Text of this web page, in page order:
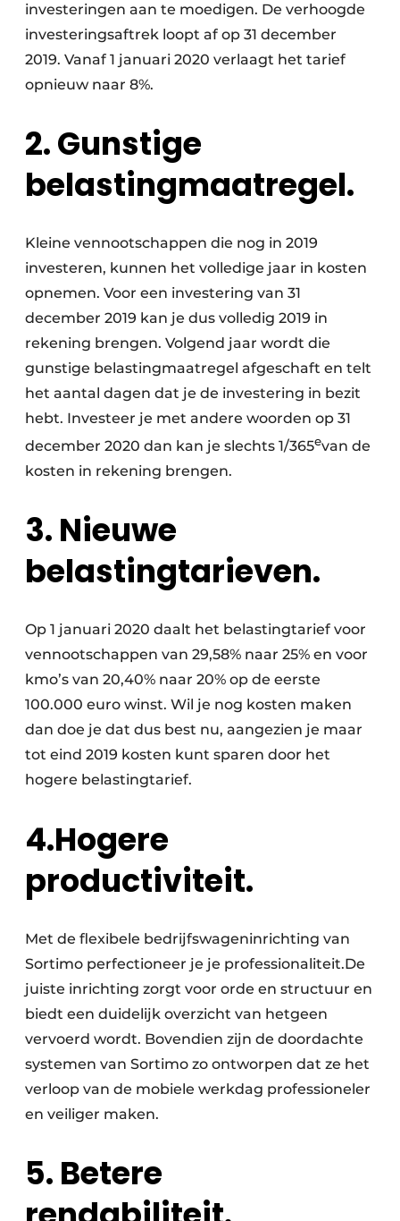
investeringen aan te moedigen. De verhoogde
investeringsaftrek loopt af op 31 december
2019. Vanaf 1 januari 2020 verlaagt het tarief
opnieuw naar 8%.
2. Gunstige
belastingmaatregel.
Kleine vennootschappen die nog in 2019
investeren, kunnen het volledige jaar in kosten
opnemen. Voor een investering van 31
december 2019 kan je dus volledig 2019 in
rekening brengen. Volgend jaar wordt die
gunstige belastingmaatregel afgeschaft en telt
het aantal dagen dat je de investering in bezit
hebt. Investeer je met andere woorden op 31
december 2020 dan kan je slechts 1/365evan de
kosten in rekening brengen.
3. Nieuwe
belastingtarieven.
Op 1 januari 2020 daalt het belastingtarief voor
vennootschappen van 29,58% naar 25% en voor
kmo’s van 20,40% naar 20% op de eerste
100.000 euro winst. Wil je nog kosten maken
dan doe je dat dus best nu, aangezien je maar
tot eind 2019 kosten kunt sparen door het
hogere belastingtarief.
4.Hogere
productiviteit.
Met de flexibele bedrijfswageninrichting van
Sortimo perfectioneer je je professionaliteit.De
juiste inrichting zorgt voor orde en structuur en
biedt een duidelijk overzicht van hetgeen
vervoerd wordt. Bovendien zijn de doordachte
systemen van Sortimo zo ontworpen dat ze het
verloop van de mobiele werkdag professioneler
en veiliger maken.
5. Betere